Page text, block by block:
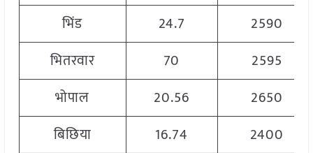
भिंड
24.7
2590
भितरवार
70
2595
भोपाल
20.56
2650
बिछिया
16.74
2400